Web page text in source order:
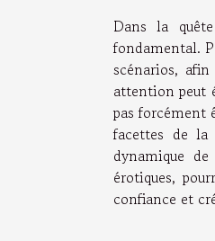
Dans la
fondamental.
scénarios,
attention peut
pas forcément
facettes de
dynamique
érotiques,
confiance et